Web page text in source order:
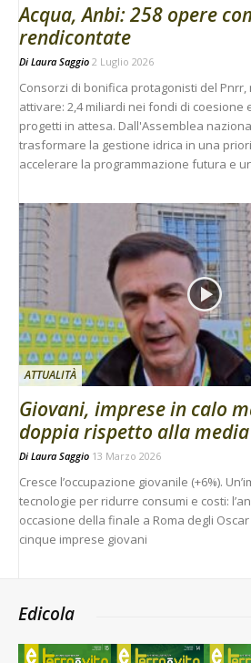
Acqua, Anbi: 258 opere
rendicontate
Di Laura Saggio 2 Luglio 2026
Consorzi di bonifica protagonisti del
attivare: 2,4 miliardi nei fondi di coesione
progetti in attesa. Dall'Assemblea
trasformare la gestione idrica in una
accelerare la programmazione futura e
ATTUALITÀ
Giovani, imprese in calo
doppia rispetto alla media
Di Laura Saggio 13 Marzo 2026
Cresce l’occupazione giovanile (+6%).
tecnologie per ridurre consumi e costi:
occasione della finale a Roma degli
cinque imprese giovani
Edicola